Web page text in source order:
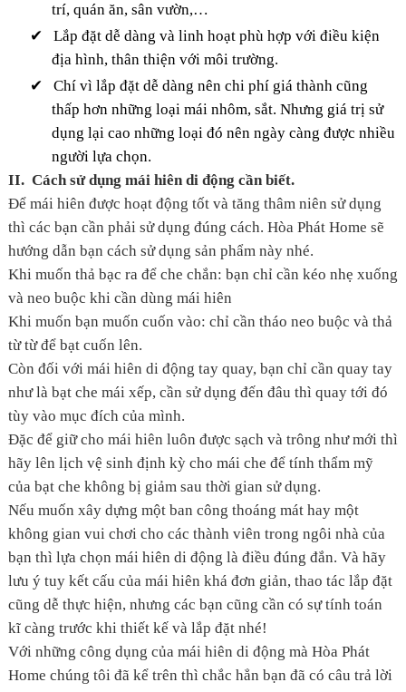
trí, quán ăn, sân vườn,…
✔
Lắp đặt dễ dàng và linh hoạt phù hợp với điều kiện
địa hình, thân thiện với môi trường.
✔
Chí vì lắp đặt dễ dàng nên chi phí giá thành cũng
thấp hơn những loại mái nhôm, sắt. Nhưng giá trị sử
dụng lại cao những loại đó nên ngày càng được nhiều
người lựa chọn.
II. Cách sử dụng mái hiên di động cần biết.
Để mái hiên được hoạt động tốt và tăng thâm niên sử dụng
thì các bạn cần phải sử dụng đúng cách. Hòa Phát Home sẽ
hướng dẫn bạn cách sử dụng sản phẩm này nhé.
Khi muốn thả bạc ra để che chắn: bạn chỉ cần kéo nhẹ xuống
và neo buộc khi cần dùng mái hiên
Khi muốn bạn muốn cuốn vào: chỉ cần tháo neo buộc và thả
từ từ để bạt cuốn lên.
Còn đối với mái hiên di động tay quay, bạn chỉ cần quay tay
như là bạt che mái xếp, cần sử dụng đến đâu thì quay tới đó
tùy vào mục đích của mình.
Đặc để giữ cho mái hiên luôn được sạch và trông như mới thì
hãy lên lịch vệ sinh định kỳ cho mái che để tính thẩm mỹ
của bạt che không bị giảm sau thời gian sử dụng.
Nếu muốn xây dựng một ban công thoáng mát hay một
không gian vui chơi cho các thành viên trong ngôi nhà của
bạn thì lựa chọn mái hiên di động là điều đúng đắn. Và hãy
lưu ý tuy kết cấu của mái hiên khá đơn giản, thao tác lắp đặt
cũng dễ thực hiện, nhưng các bạn cũng cần có sự tính toán
kĩ càng trước khi thiết kế và lắp đặt nhé!
Với những công dụng của mái hiên di động mà Hòa Phát
Home chúng tôi đã kể trên thì chắc hẳn bạn đã có câu trả lời